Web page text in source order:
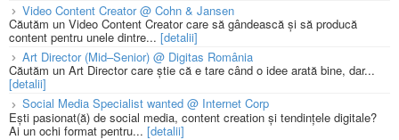
Video Content Creator @ Cohn & Jansen
Căutăm un Video Content Creator care să gândească și să producă
content pentru unele dintre... [detalii]
Art Director (Mid–Senior) @ Digitas România
Căutăm un Art Director care știe că e tare când o idee arată bine, dar...
[detalii]
Social Media Specialist wanted @ Internet Corp
Ești pasionat(ă) de social media, content creation și tendințele digitale?
Ai un ochi format pentru... [detalii]